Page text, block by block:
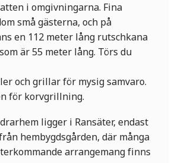
i omgivningarna. Fina
små gästerna, och på
en 112 meter lång rutschkana
är 55 meter lång. Törs du
och grillar för mysig samvaro.
för korvgrillning.
ligger i Ransäter, endast
hembygdsgården, där många
arrangemang finns